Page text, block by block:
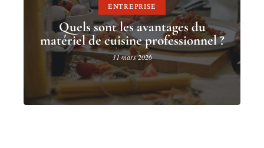
ENTREPRISE
Quels sont les avantages du
matériel de cuisine professionnel ?
11 mars 2026